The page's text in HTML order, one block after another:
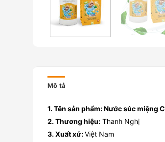
Mô tả
1. Tên sản phẩm: Nước súc miệng
2. Thương hiệu: Thanh Nghị
3. Xuất xứ:Việt Nam